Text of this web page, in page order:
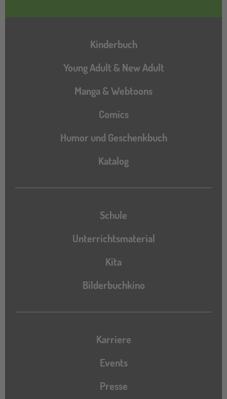
Hauptnavigation
Kinderbuch
Young Adult & New Adult
Manga & Webtoons
Comics
Humor und Geschenkbuch
Katalog
Katalog
Schule
Unterrichtsmaterial
Kita
Bilderbuchkino
Karriere
Events
Presse